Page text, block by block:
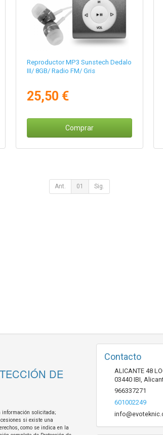
Reproductor MP3 Sunstech Dedalo
III/ 8GB/ Radio FM/ Gris
25,50 €
Comprar
Ant. 01 Sig.
DE
información solicitada;
si existe una
como se indica en la
Contacto
ALICANTE 48
03440 IBI
966337271
601002249